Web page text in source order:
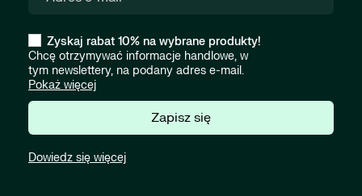
Zyskaj rabat 10% na wybrane produkty!
Chcę otrzymywać informacje handlowe, w
tym newslettery, na podany adres e-mail.
Pokaż więcej
Zapisz się
Dowiedz się więcej